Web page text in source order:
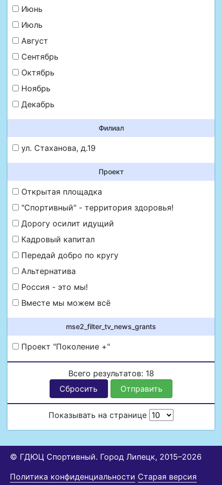
Июнь
Июль
Август
Сентябрь
Октябрь
Ноябрь
Декабрь
Филиал
ул. Стаханова, д.19
Проект
Открытая площадка
"Спортивный" - территория здоровья!
Дорогу осилит идущий
Кадровый капитал
Передай добро по кругу
Альтернатива
Россия - это мы!
Вместе мы можем всё
mse2_filter_tv_news_grants
Проект "Поколение +"
Всего результатов: 18
Сбросить
Отправить
Показывать на странице
© ГДЮЦ Спортивный. Город Липецк, 2015–2026
Политика конфиденциальности Старая версия